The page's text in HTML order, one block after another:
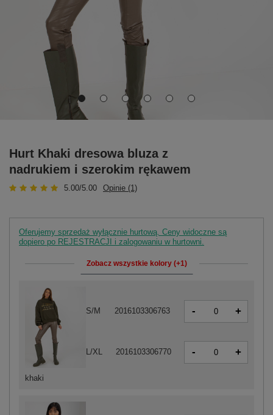
Hurt Khaki dresowa bluza z
nadrukiem i szerokim rękawem
5.00/5.00 Opinie (1)
Oferujemy sprzedaż wyłącznie hurtową. Ceny widoczne są
dopiero po REJESTRACJI i zalogowaniu w hurtowni.
Zobacz wszystkie kolory (+1)
khaki
S/M 2016103306763 - +
L/XL 2016103306770 - +